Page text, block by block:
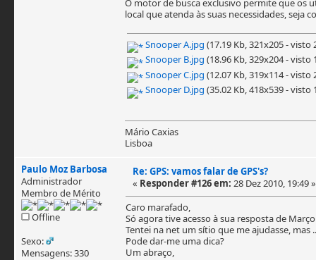
O motor de busca exclusivo permite que os
local que atenda às suas necessidades, seja
Snooper A.jpg (17.19 Kb, 321x205 - visto
Snooper B.jpg (18.96 Kb, 329x204 - visto
Snooper C.jpg (12.07 Kb, 319x114 - visto
Snooper D.jpg (35.02 Kb, 418x539 - visto
Mário Caxias
Lisboa
Paulo Moz Barbosa
Administrador
Membro de Mérito
Offline
Sexo:
Mensagens: 330
Re: GPS: vamos falar de GPS's?
« Responder #126 em: 28 Dez 2010, 19:49 »
Caro marafado,
Só agora tive acesso à sua resposta de
Tentei na net um sítio que me ajudasse, mas
Pode dar-me uma dica?
Um abraço,